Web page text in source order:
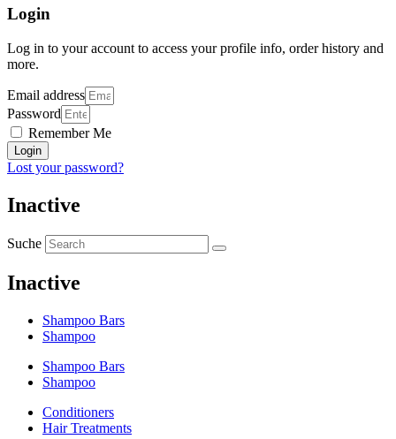
Login
Log in to your account to access your profile info, order history and
more.
Email address
Password
Remember Me
Login
Lost your password?
Inactive
Suche
Inactive
Shampoo Bars
Shampoo
Shampoo Bars
Shampoo
Conditioners
Hair Treatments